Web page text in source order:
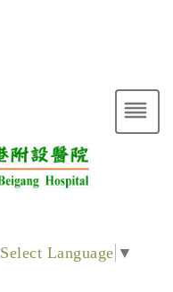
Select Language ▼